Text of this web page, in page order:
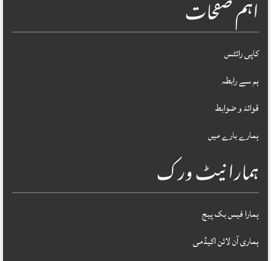
اہم صفحات
کاپی رائٹس
ہم سے رابطہ
قوائد و ضوابط
ہمارے بارے میں
ہمارا نیٹ ورک
ہمارا فیس بک پیج
ہماری آن لائن اکیڈمی